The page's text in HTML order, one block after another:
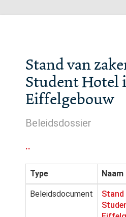
Stand van
Student Hotel
Eiffelgebouw
Beleidsdossier
..
Type Naam
Beleidsdocument
Stand